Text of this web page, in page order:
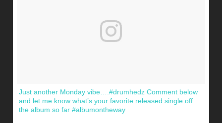
Just another Monday vibe….#drumhedz Comment below
and let me know what’s your favorite released single off
the album so far #albumontheway